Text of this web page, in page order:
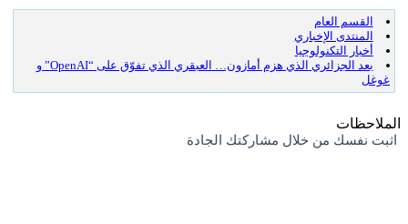
القسم العام
المنتدى الإخباري
أخبار التكنولوجيا
بعد الجزائري الذي هزم أمازون… العبقري الذي تفوّق على “OpenAI” و
غوغل
الملاحظات
اثبت نفسك من خلال مشاركتك الجادة